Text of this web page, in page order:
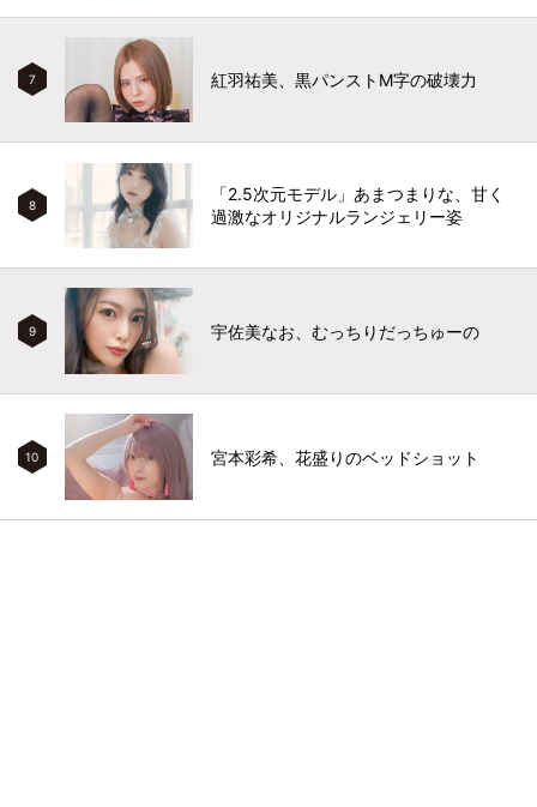
7 紅羽祐美、黒パンストM字の破壊力
8
「2.5次元モデル」あまつまりな、甘く
過激なオリジナルランジェリー姿
9 宇佐美なお、むっちりだっちゅーの
10 宮本彩希、花盛りのベッドショット